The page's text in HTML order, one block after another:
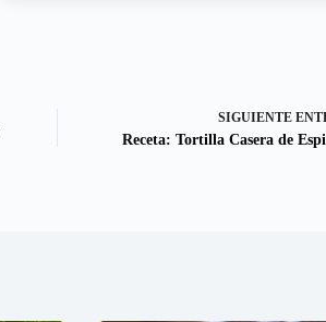
SIGUIENTE
Receta: Tortilla Casera de